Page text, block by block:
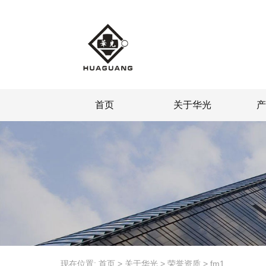
首页 关于华光
现在位置: 首页 > 关于华光 > 荣誉资质 > fm1